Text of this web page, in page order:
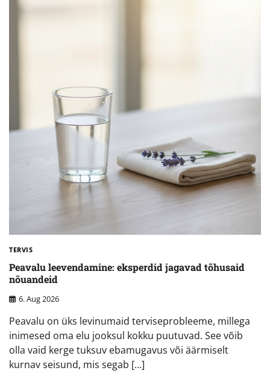
TERVIS
Peavalu leevendamine: eksperdid jagavad tõhusaid
nõuandeid
6. Aug 2026
Peavalu on üks levinumaid terviseprobleeme, millega
inimesed oma elu jooksul kokku puutuvad. See võib
olla vaid kerge tuksuv ebamugavus või äärmiselt
kurnav seisund, mis segab […]